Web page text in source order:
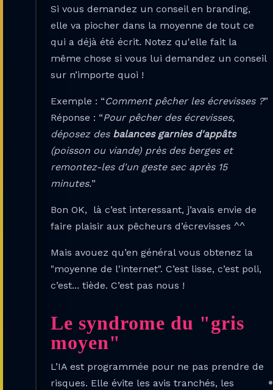
Si vous demandez un conseil en branding,
elle va piocher dans la moyenne de tout ce
qui a déjà été écrit. Notez qu'elle fait la
même chose si vous lui demandez un conseil
sur n’importe quoi !
Exemple : “Comment pêcher les écrevisses ?”
Réponse : “Pour pêcher des écrevisses,
déposez des balances garnies d'appâts
(poisson ou viande) près des berges et
remontez-les d'un geste sec après 15
minutes.”
Bon OK, là c’est interessant, j’avais envie de
faire plaisir aux pêcheurs d’écrevisses ^^
Mais avouez qu’en général vous obtenez la
"moyenne de l'internet". C’est lisse, c’est poli,
c’est... tiède. C’est pas nous !
Le syndrome du "gris
moyen"
L’IA est programmée pour ne pas prendre de
risques. Elle évite les avis tranchés, les